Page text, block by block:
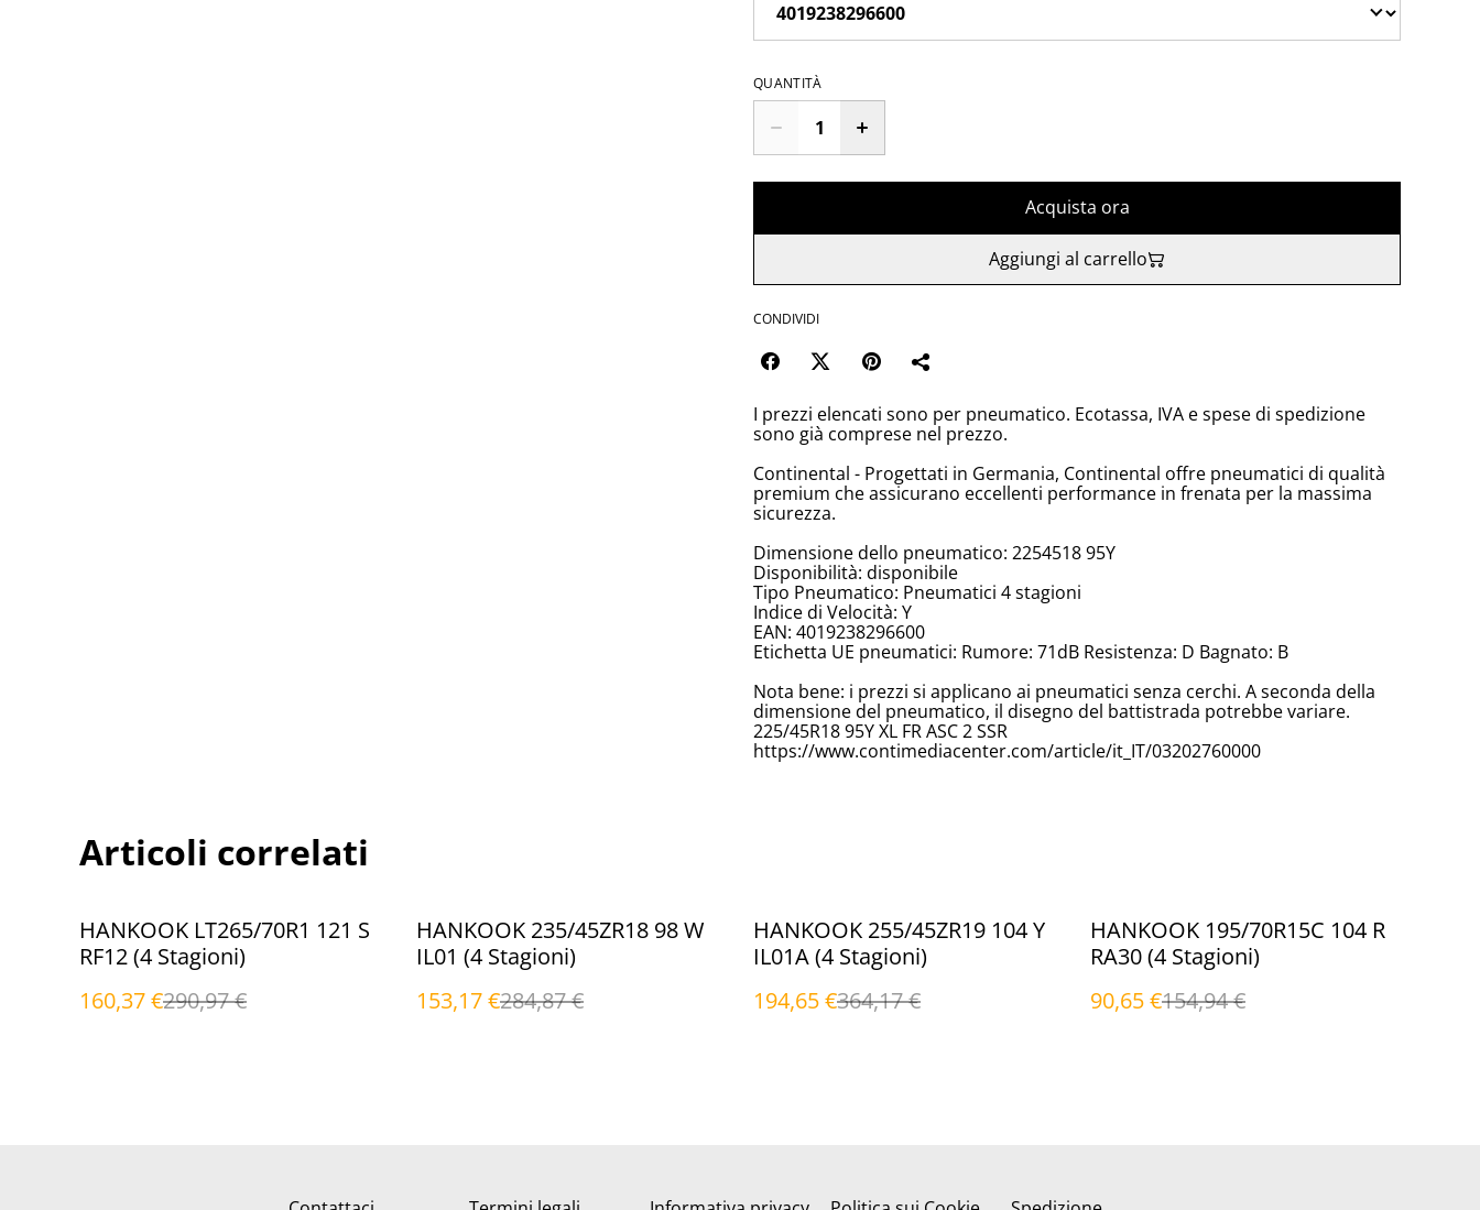
QUANTITÀ
Acquista ora
Aggiungi al carrello
CONDIVIDI
I prezzi elencati sono per pneumatico. Ecotassa, IVA e spese di spedizione
sono già comprese nel prezzo.
Continental - Progettati in Germania, Continental offre pneumatici di qualità
premium che assicurano eccellenti performance in frenata per la massima
sicurezza.
Dimensione dello pneumatico: 2254518 95Y
Disponibilità: disponibile
Tipo Pneumatico: Pneumatici 4 stagioni
Indice di Velocità: Y
EAN: 4019238296600
Etichetta UE pneumatici: Rumore: 71dB Resistenza: D Bagnato: B
Nota bene: i prezzi si applicano ai pneumatici senza cerchi. A seconda della
dimensione del pneumatico, il disegno del battistrada potrebbe variare.
225/45R18 95Y XL FR ASC 2 SSR
https://www.contimediacenter.com/article/it_IT/03202760000
Articoli correlati
%
HANKOOK LT265/70R1 121 S
RF12 (4 Stagioni)
160,37 €290,97 €
%
HANKOOK 235/45ZR18 98 W
IL01 (4 Stagioni)
153,17 €284,87 €
%
HANKOOK 255/45ZR19 104 Y
IL01A (4 Stagioni)
194,65 €364,17 €
%
HANKOOK 195/70R15C 104 R
RA30 (4 Stagioni)
90,65 €154,94 €